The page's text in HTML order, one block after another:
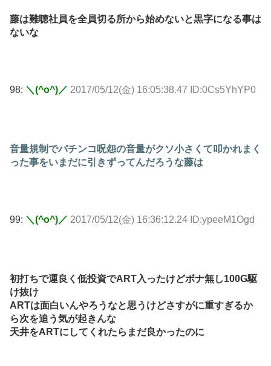
藤は難聴社員を全員切る所から始めないと黒字になる事は
ないな
98: ＼(^o^)／ 2017/05/12(金) 16:05:38.47 ID:0Cs5YhYP0
音量規制でパチンコ呪怨の音量がクソ小さくて叩かれまく
った事をいまだに引きずってんだろうな藤は
99: ＼(^o^)／ 2017/05/12(金) 16:36:12.24 ID:ypeeM1Ogd
初打ちで運良く低投資でART入ったけどボナ無し100G駆
け抜け
ARTは面白いんやろうなと思うけどさすがに重すぎるか
ら次を追う気が起きんな
天井をARTにしてくれたらまだ良かったのに